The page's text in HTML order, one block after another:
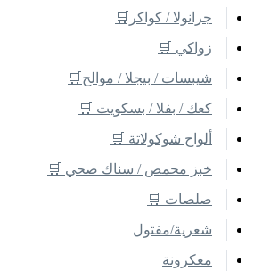
جرانولا / كواكر🛒
زواكي 🛒
شيبسات / بيجلا / موالح🛒
كعك / بفلا / بسكويت 🛒
ألواح شوكولاتة 🛒
خبز محمص / سناك صحي 🛒
صلصات 🛒
شعرية/مفتول
معكرونة